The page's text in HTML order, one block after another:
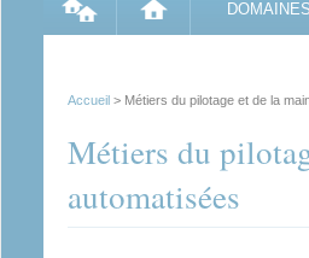
DOMAINES
Accueil > Métiers du pilotage et de la
Métiers du
automatisées